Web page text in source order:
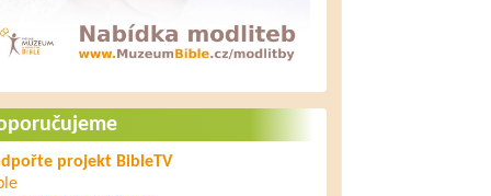
Ježíš a nové bydlení bez
projekt BibleTV